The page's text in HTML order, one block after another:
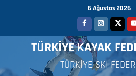
6 Ağustos 2026
TÜRKİYE KAYAK
TÜRKİYE SKI